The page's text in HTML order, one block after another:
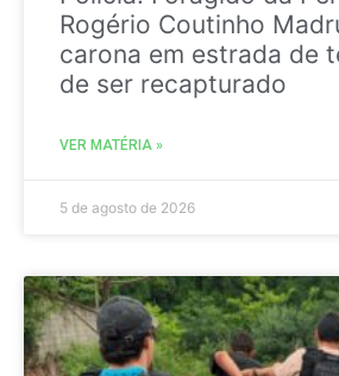
Rogério Coutinho
carona em estrada de
de ser recapturado
VER MATÉRIA »
5 de agosto de 2026